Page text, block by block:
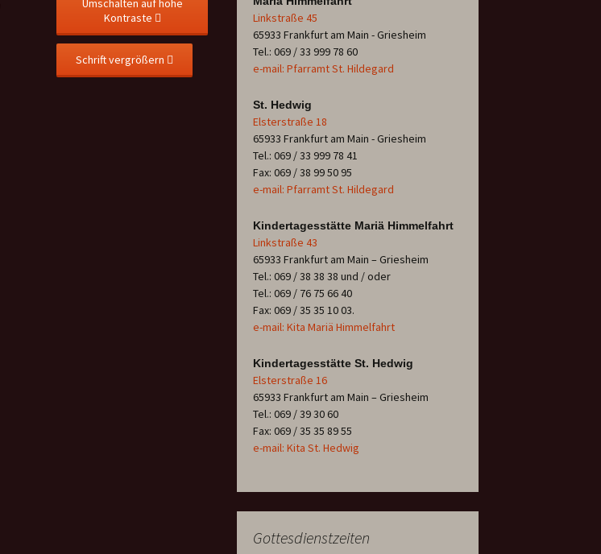
Linkstraße 45
65933 Frankfurt am Main - Griesheim
Tel.: 069 / 33 999 78 60
e-mail: Pfarramt St. Hildegard
St. Hedwig
Elsterstraße 18
65933 Frankfurt am Main - Griesheim
Tel.: 069 / 33 999 78 41
Fax: 069 / 38 99 50 95
e-mail: Pfarramt St. Hildegard
Kindertagesstätte Mariä Himmelfahrt
Linkstraße 43
65933 Frankfurt am Main – Griesheim
Tel.: 069 / 38 38 38 und / oder
Tel.: 069 / 76 75 66 40
Fax: 069 / 35 35 10 03.
e-mail: Kita Mariä Himmelfahrt
Kindertagesstätte St. Hedwig
Elsterstraße 16
65933 Frankfurt am Main – Griesheim
Tel.: 069 / 39 30 60
Fax: 069 / 35 35 89 55
e-mail: Kita St. Hedwig
Gottesdienstzeiten
Umschalten auf hohe
Kontraste
Schrift vergrößern